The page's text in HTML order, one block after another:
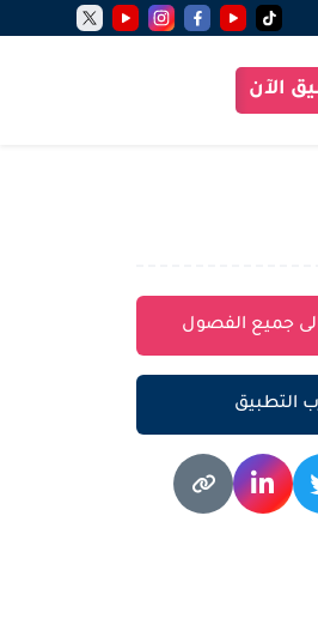
الآن
جميع الفصول
التطبيق